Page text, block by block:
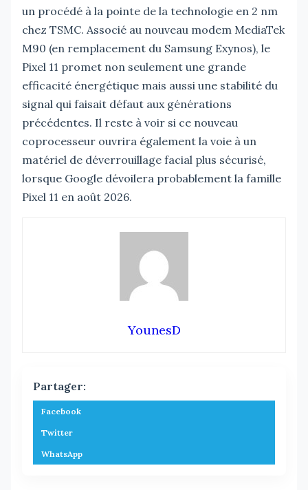
un procédé à la pointe de la technologie en 2 nm
chez TSMC. Associé au nouveau modem MediaTek
M90 (en remplacement du Samsung Exynos), le
Pixel 11 promet non seulement une grande
efficacité énergétique mais aussi une stabilité du
signal qui faisait défaut aux générations
précédentes. Il reste à voir si ce nouveau
coprocesseur ouvrira également la voie à un
matériel de déverrouillage facial plus sécurisé,
lorsque Google dévoilera probablement la famille
Pixel 11 en août 2026.
YounesD
Partager:
Facebook
Twitter
WhatsApp